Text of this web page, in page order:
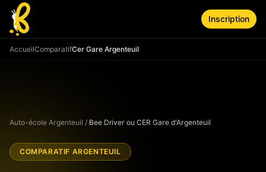
Aller au contenu principal
Inscription
AccueilComparatifCer Gare Argenteuil
Auto-école Argenteuil / Bee Driver ou CER Gare d'Argenteuil
COMPARATIF ARGENTEUIL